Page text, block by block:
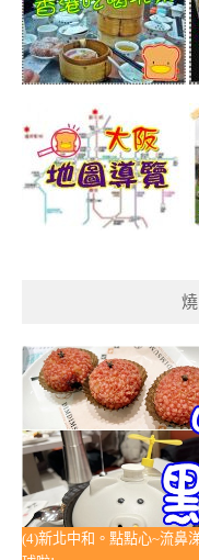
(4)新北中和。點點心~流鼻